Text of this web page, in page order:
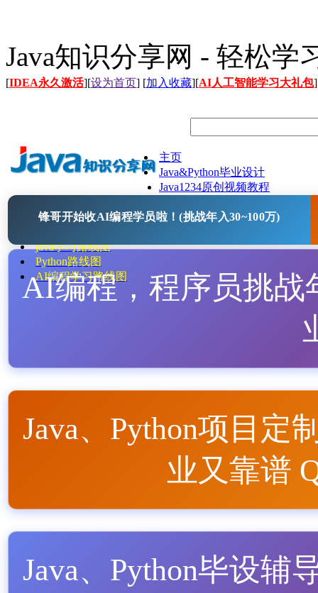
Java知识分享网 - 轻松学
[IDEA永久激活][设为首页] [加入收藏][AI人工智能学习大礼包]
主页
Java&Python毕业设计
Java1234原创视频教程
Java开源项目
java学习路线图
Python路线图
AI编程学习路线图
锋哥开始收AI编程学员啦！(挑战年入30~100万)
AI编程，程序员挑战
Java、Python项目定
业又靠谱
Java、Python毕设辅